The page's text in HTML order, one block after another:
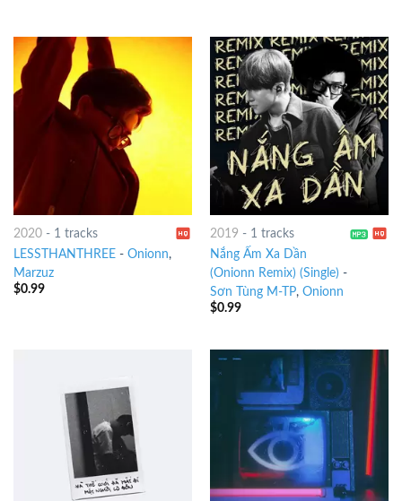
2020- 1 tracks
LESSTHANTHREE - Onionn,
Marzuz
$0.99
2019 - 1 tracks
Nắng Ấm Xa Dần
(Onionn Remix) (Single) -
Sơn Tùng M-TP, Onionn
$0.99